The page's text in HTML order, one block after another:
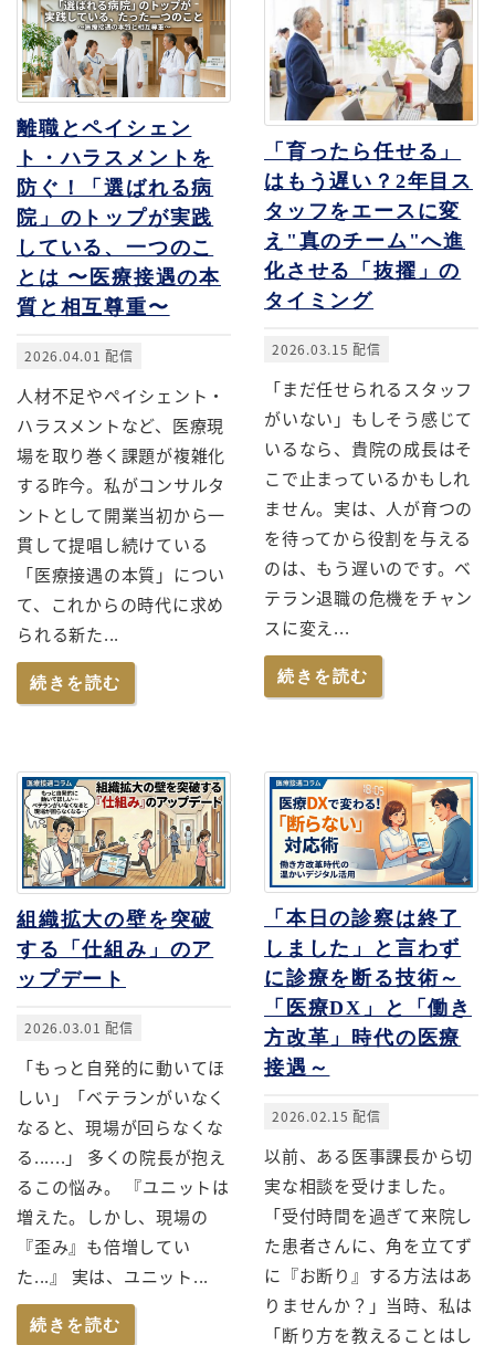
離職とペイシェン
ト・ハラスメントを
防ぐ！「選ばれる病
院」のトップが実践
している、一つのこ
とは 〜医療接遇の本
質と相互尊重〜
2026.04.01 配信
人材不足やペイシェント・
ハラスメントなど、医療現
場を取り巻く課題が複雑化
する昨今。私がコンサルタ
ントとして開業当初から一
貫して提唱し続けている
「医療接遇の本質」につい
て、これからの時代に求め
られる新た...
続きを読む
「育ったら任せる」
はもう遅い？2年目ス
タッフをエースに変
え"真のチーム"へ進
化させる「抜擢」の
タイミング
2026.03.15 配信
「まだ任せられるスタッフ
がいない」もしそう感じて
いるなら、貴院の成長はそ
こで止まっているかもしれ
ません。実は、人が育つの
を待ってから役割を与える
のは、もう遅いのです。ベ
テラン退職の危機をチャン
スに変え...
続きを読む
組織拡大の壁を突破
する「仕組み」のア
ップデート
2026.03.01 配信
「もっと自発的に動いてほ
しい」「ベテランがいなく
なると、現場が回らなくな
る......」 多くの院長が抱え
るこの悩み。 『ユニットは
増えた。しかし、現場の
『歪み』も倍増してい
た...』 実は、ユニット...
続きを読む
「本日の診察は終了
しました」と言わず
に診療を断る技術～
「医療DX」と「働き
方改革」時代の医療
接遇～
2026.02.15 配信
以前、ある医事課長から切
実な相談を受けました。
「受付時間を過ぎて来院し
た患者さんに、角を立てず
に『お断り』する方法はあ
りませんか？」当時、私は
「断り方を教えることはし